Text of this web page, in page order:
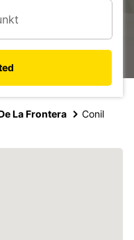
La Frontera Conil